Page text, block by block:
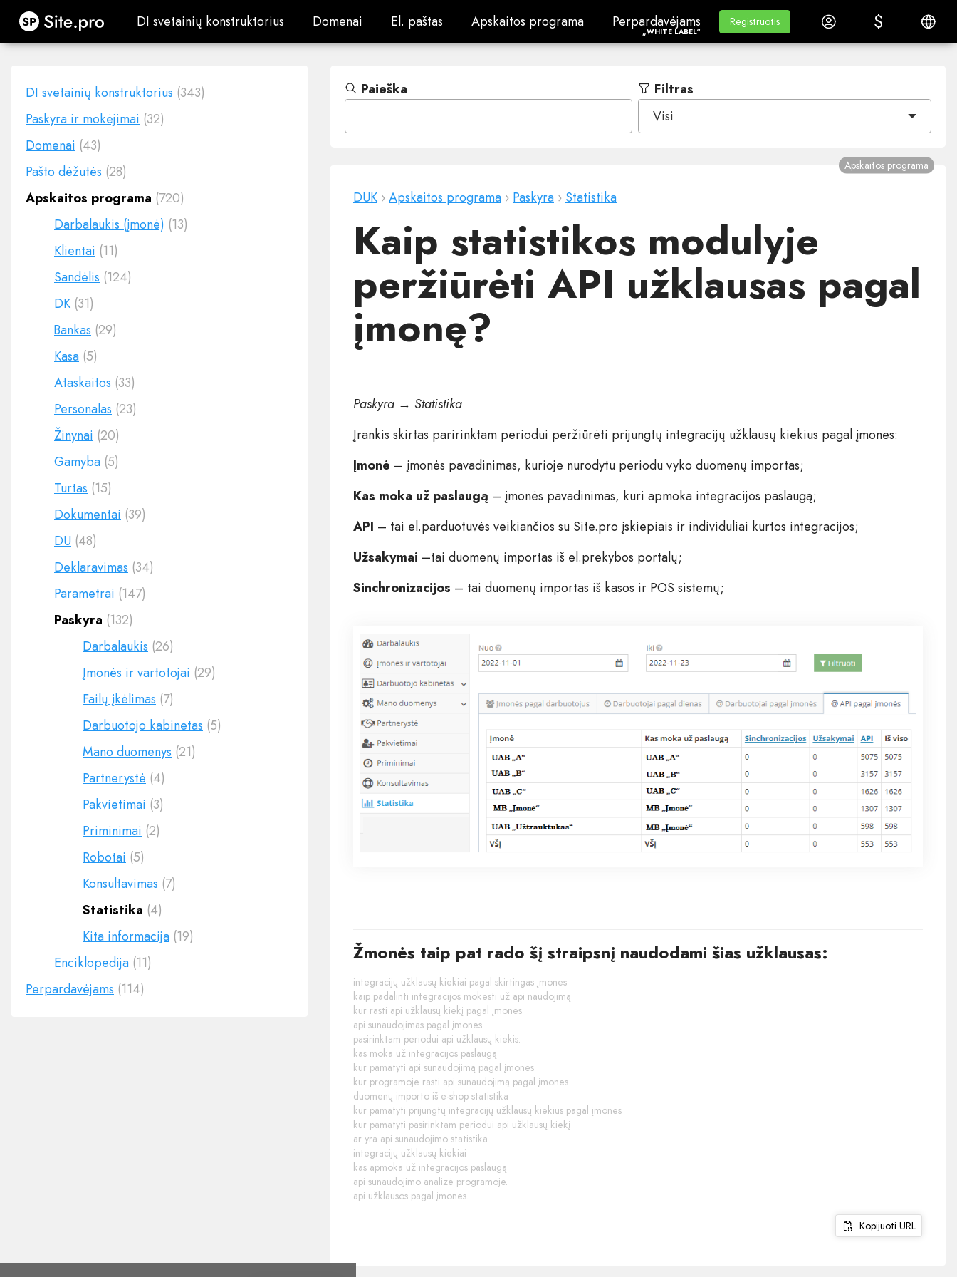
Site.pro DI svetainių konstruktorius
DI svetainių konstruktorius Domenai
Domenai El. paštas
El. paštas Apskaitos programa
Apskaitos programa Perpardavėjams„White Label“
Perpardavėjams
„WHITE LABEL“
Mokymasis
Mokymasis
Registruotis
Registruotis Prisijungti $
$ Lietuvių
DI svetainių konstruktorius (343)
Paskyra ir mokėjimai (32)
Domenai (43)
Pašto dėžutės (28)
Apskaitos programa (720)
Darbalaukis (įmonė) (13)
Klientai (11)
Sandėlis (124)
DK (31)
Bankas (29)
Kasa (5)
Ataskaitos (33)
Personalas (23)
Žinynai (20)
Gamyba (5)
Turtas (15)
Dokumentai (39)
DU (48)
Deklaravimas (34)
Parametrai (147)
Paskyra (132)
Darbalaukis (26)
Įmonės ir vartotojai (29)
Failų įkėlimas (7)
Darbuotojo kabinetas (5)
Mano duomenys (21)
Partnerystė (4)
Pakvietimai (3)
Priminimai (2)
Robotai (5)
Konsultavimas (7)
Statistika (4)
Kita informacija (19)
Enciklopedija (11)
Perpardavėjams (114)
Paieška
Filtras
Visi
DUK ›Apskaitos programa › Paskyra › Statistika
Apskaitos programa
Kaip statistikos modulyje
peržiūrėti API užklausas pagal
įmonę?
Paskyra → Statistika
Įrankis skirtas paririnktam periodui peržiūrėti prijungtų integracijų užklausų kiekius pagal įmones:
Įmonė – įmonės pavadinimas, kurioje nurodytu periodu vyko duomenų importas;
Kas moka už paslaugą – įmonės pavadinimas, kuri apmoka integracijos paslaugą;
API – tai el.parduotuvės veikiančios su Site.pro įskiepiais ir individuliai kurtos integracijos;
Užsakymai –tai duomenų importas iš el.prekybos portalų;
Sinchronizacijos – tai duomenų importas iš kasos ir POS sistemų;
Žmonės taip pat rado šį straipsnį naudodami šias užklausas:
integracijų užklausų kiekiai pagal skirtingas įmones
kaip padalinti integracijos mokesti už api naudojimą
kur rasti api užklausų kiekį pagal įmones
api sunaudojimas pagal įmones
pasirinktam periodui api užklausų kiekis.
kas moka už integracijos paslaugą
kur pamatyti api sunaudojimą pagal įmones
kur programoje rasti api sunaudojimą pagal įmones
duomenų importo iš e-shop statistika
kur pamatyti prijungtų integracijų užklausų kiekius pagal įmones
kur pamatyti pasirinktam periodui api užklausų kiekį
ar yra api sunaudojimo statistika
integracijų užklausų kiekiai
kas apmoka už integracijos paslaugą
api sunaudojimo analizė programoje.
api užklausos pagal įmones.
Kopijuoti URL